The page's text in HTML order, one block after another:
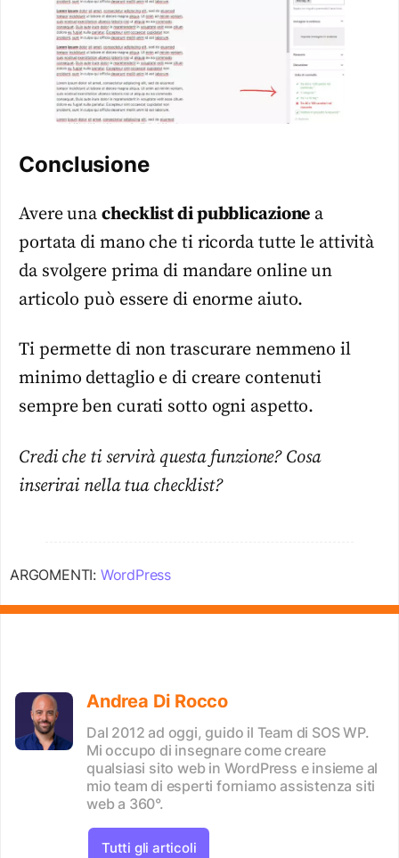
Conclusione
Avere una checklist di pubblicazione a
portata di mano che ti ricorda tutte le attività
da svolgere prima di mandare online un
articolo può essere di enorme aiuto.
Ti permette di non trascurare nemmeno il
minimo dettaglio e di creare contenuti
sempre ben curati sotto ogni aspetto.
Credi che ti servirà questa funzione? Cosa
inserirai nella tua checklist?
ARGOMENTI: WordPress
Andrea Di Rocco
Dal 2012 ad oggi, guido il Team di SOS WP.
Mi occupo di insegnare come creare
qualsiasi sito web in WordPress e insieme al
mio team di esperti forniamo assistenza siti
web a 360°.
Tutti gli articoli